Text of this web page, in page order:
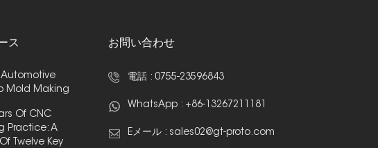
ス
Automotive
Mold Making
Of CNC
Practice: A
Twelve Key
お問い合わせ
電話 : 0755-23596843
WhatsApp : +86-13267211181
Eメール : sales02@gt-proto.com